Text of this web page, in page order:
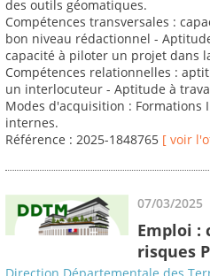
des outils géomatiques.
Compétences transversales :
bon niveau rédactionnel -
capacité à piloter un projet dans
Compétences relationnelles :
un interlocuteur - Aptitude à
Modes d'acquisition : Formations
internes.
Référence : 2025-1848765 [ voir
07/03/2025
Emploi :
risques